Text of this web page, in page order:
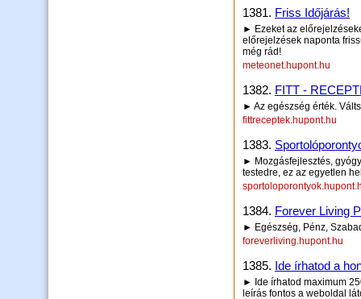
1381. Friss Időjárás!
► Ezeket az
előrejelzések naponta
még rád!
meteonet.hupont.hu
1382. FITT -
► Az egészség érték.
fittreceptek.hupont.hu
1383.
► Mozgásfejlesztés,
testedre, ez az egyetlen
1384. Forever Living
► Egészség, Pénz,
foreverliving.hupont.hu
1385. Ide írhatod a
► Ide írhatod maximum
leírás fontos a weboldal